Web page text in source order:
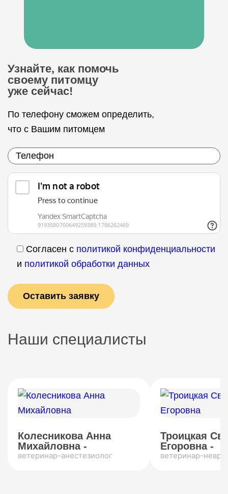
Узнайте, как помочь
своему питомцу
уже сейчас!
По телефону сможем определить,
что с Вашим питомцем
Согласен с политикой конфиденциальности
и политикой обработки данных
Наши специалисты
Колесникова Анна
Михайловна -
ветеринар-анестезиолог
Троицкая
Егоровна -
ветеринар-